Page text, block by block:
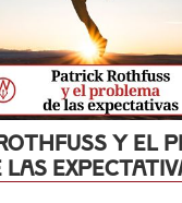
y el
las